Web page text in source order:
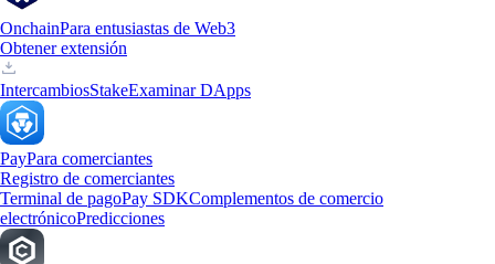
OnchainPara entusiastas de Web3
Obtener extensión
IntercambiosStakeExaminar DApps
PayPara comerciantes
Registro de comerciantes
Terminal de pagoPay SDKComplementos de comercio
electrónicoPredicciones